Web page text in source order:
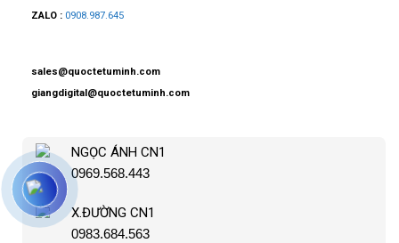
ZALO : 0908.987.645
sales@quoctetuminh.com
giangdigital@quoctetuminh.com
NGỌC ÁNH CN1
0969.568.443
X.ĐƯỜNG CN1
0983.684.563